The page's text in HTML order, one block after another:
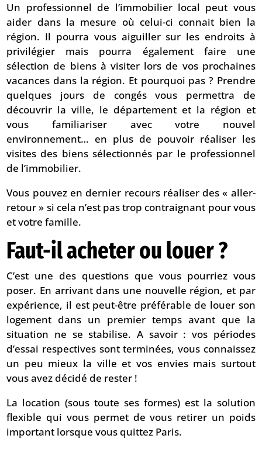
Un professionnel de l’immobilier local peut vous
aider dans la mesure où celui-ci connait bien la
région. Il pourra vous aiguiller sur les endroits à
privilégier mais pourra également faire une
sélection de biens à visiter lors de vos prochaines
vacances dans la région. Et pourquoi pas ? Prendre
quelques jours de congés vous permettra de
découvrir la ville, le département et la région et
vous familiariser avec votre nouvel
environnement… en plus de pouvoir réaliser les
visites des biens sélectionnés par le professionnel
de l’immobilier.
Vous pouvez en dernier recours réaliser des « aller-
retour » si cela n’est pas trop contraignant pour vous
et votre famille.
Faut-il acheter ou louer ?
C’est une des questions que vous pourriez vous
poser. En arrivant dans une nouvelle région, et par
expérience, il est peut-être préférable de louer son
logement dans un premier temps avant que la
situation ne se stabilise. A savoir : vos périodes
d’essai respectives sont terminées, vous connaissez
un peu mieux la ville et vos envies mais surtout
vous avez décidé de rester !
La location (sous toute ses formes) est la solution
flexible qui vous permet de vous retirer un poids
important lorsque vous quittez Paris.